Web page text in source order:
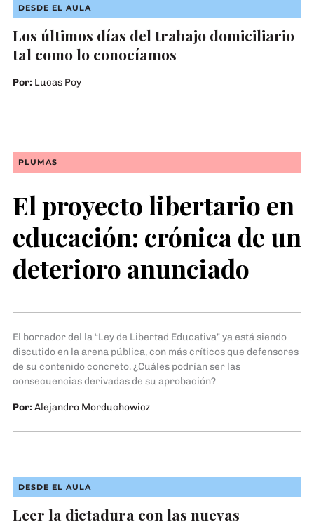
DESDE EL AULA
Fotografía: Laura Frydenberg. En Instagram: @ojo.de.tiza
Los últimos días del trabajo domiciliario
tal como lo conocíamos
Por: Lucas Poy
PLUMAS
El proyecto libertario en
educación: crónica de un
deterioro anunciado
El borrador del la “Ley de Libertad Educativa” ya está siendo
discutido en la arena pública, con más críticos que defensores
de su contenido concreto. ¿Cuáles podrían ser las
consecuencias derivadas de su aprobación?
Por: Alejandro Morduchowicz
DESDE EL AULA
Fotografía cortesía de Nadia Jiménez
Leer la dictadura con las nuevas